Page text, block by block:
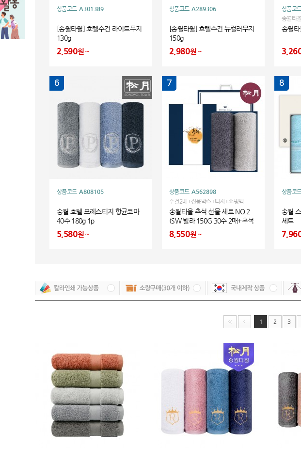
상품코드 A301389
[송월타월] 호텔수건 라이트무지
130g
2,590원
상품코드 A289306
[송월타월] 호텔수건 뉴컬러무지
150g
2,980원
상품코
송월타
송월
6
상품코드 A808105
송월 호텔 프레스티지 항균코마
40수 180g 1p
5,580원
7
상품코드 A562898
수건2매+전용박스+띠지+쇼핑백
송월타올 추석 선물 세트 NO.2
(SW 빌라 150G 30수 2매+추석
패키지+쇼핑백)
8,550원
8
상품코
송월
세트
1 2 3